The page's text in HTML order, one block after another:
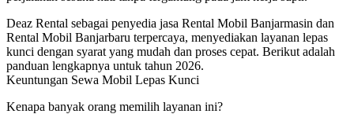
Deaz Rental sebagai penyedia jasa Rental Mobil Banjarmasin dan
Rental Mobil Banjarbaru terpercaya, menyediakan layanan lepas
kunci dengan syarat yang mudah dan proses cepat. Berikut adalah
panduan lengkapnya untuk tahun 2026.
Keuntungan Sewa Mobil Lepas Kunci
Kenapa banyak orang memilih layanan ini?